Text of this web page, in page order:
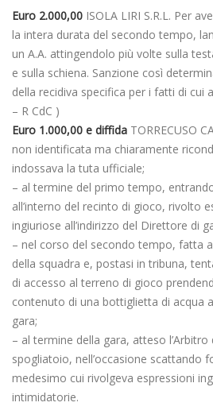
Euro 2.000,00 ISOLA LIRI S.R.L. Per
la intera durata del secondo tempo,
un A.A. attingendolo più volte sulla
e sulla schiena. Sanzione così
della recidiva specifica per i fatti di cui
– R CdC )
Euro 1.000,00 e diffida TORRECUSO
non identificata ma chiaramente
indossava la tuta ufficiale;
– al termine del primo tempo,
all’interno del recinto di gioco, rivolto
ingiuriose all’indirizzo del Direttore di
– nel corso del secondo tempo, fatta
della squadra e, postasi in tribuna,
di accesso al terreno di gioco
contenuto di una bottiglietta di acqua
gara;
– al termine della gara, atteso
spogliatoio, nell’occasione scattando
medesimo cui rivolgeva espressioni
intimidatorie.